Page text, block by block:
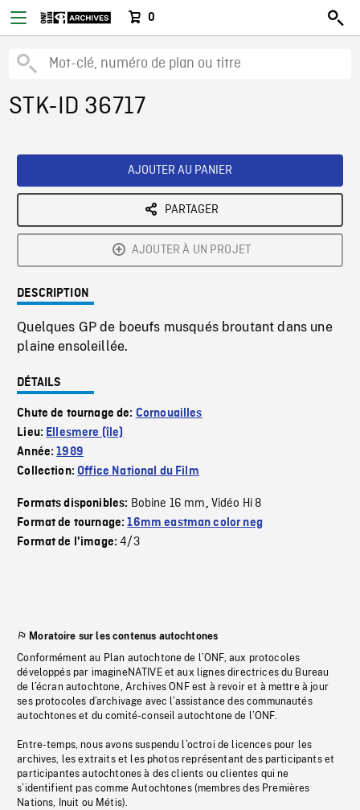
0
STK-ID 36717
AJOUTER AU PANIER
PARTAGER
AJOUTER À UN PROJET
DESCRIPTION
Quelques GP de boeufs musqués broutant dans une
plaine ensoleillée.
DÉTAILS
Chute de tournage de: Cornouailles
Lieu: Ellesmere (île)
Année:1989
Collection:Office National du Film
Formats disponibles: Bobine 16 mm, Vidéo Hi 8
Format de tournage:16mm eastman color neg
Format de l'image:4/3
Moratoire sur les contenus autochtones
Conformément au Plan autochtone de l’ONF, aux protocoles
développés par imagineNATIVE et aux lignes directrices du Bureau
de l’écran autochtone, Archives ONF est à revoir et à mettre à jour
ses protocoles d’archivage avec l’assistance des communautés
autochtones et du comité-conseil autochtone de l’ONF.
Entre-temps, nous avons suspendu l’octroi de licences pour les
archives, les extraits et les photos représentant des participants et
participantes autochtones à des clients ou clientes qui ne
s’identifient pas comme Autochtones (membres des Premières
Nations, Inuit ou Métis).